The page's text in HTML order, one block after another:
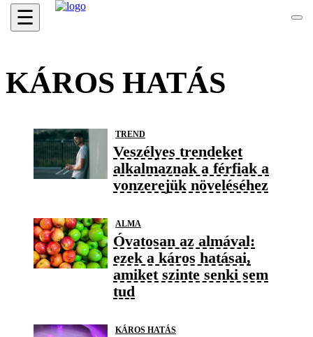
☰
KÁROS HATÁS
TREND
Veszélyes trendeket
alkalmaznak a férfiak a
vonzerejük növeléséhez
ALMA
Óvatosan az almával:
ezek a káros hatásai,
amiket szinte senki sem
tud
KÁROS HATÁS